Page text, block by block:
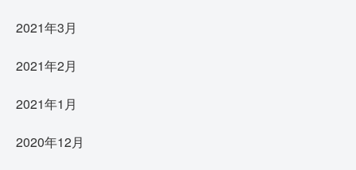
2021年3月
2021年2月
2021年1月
2020年12月